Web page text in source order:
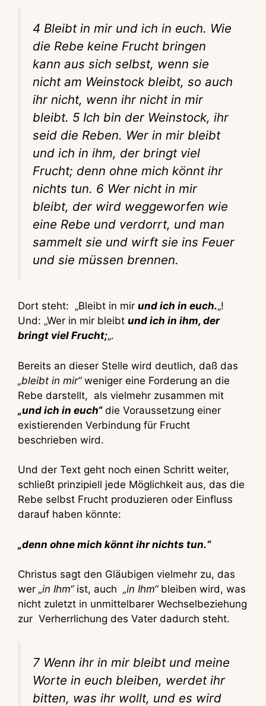
4 Bleibt in mir und ich in euch. Wie
die Rebe keine Frucht bringen
kann aus sich selbst, wenn sie
nicht am Weinstock bleibt, so auch
ihr nicht, wenn ihr nicht in mir
bleibt. 5 Ich bin der Weinstock, ihr
seid die Reben. Wer in mir bleibt
und ich in ihm, der bringt viel
Frucht; denn ohne mich könnt ihr
nichts tun. 6 Wer nicht in mir
bleibt, der wird weggeworfen wie
eine Rebe und verdorrt, und man
sammelt sie und wirft sie ins Feuer
und sie müssen brennen.
Dort steht: „Bleibt in mir und ich in euch.„!
Und: „Wer in mir bleibt und ich in ihm, der
bringt viel Frucht;„.
Bereits an dieser Stelle wird deutlich, daß das
„bleibt in mir“weniger eine Forderung an die
Rebe darstellt, als vielmehr zusammen mit
„und ich in euch“die Voraussetzung einer
existierenden Verbindung für Frucht
beschrieben wird.
Und der Text geht noch einen Schritt weiter,
schließt prinzipiell jede Möglichkeit aus, das die
Rebe selbst Frucht produzieren oder Einfluss
darauf haben könnte:
„denn ohne mich könnt ihr nichts tun.“
Christus sagt den Gläubigen vielmehr zu, das
wer „in Ihm“ist, auch „in Ihm“bleiben wird, was
nicht zuletzt in unmittelbarer Wechselbeziehung
zur Verherrlichung des Vater dadurch steht.
7 Wenn ihr in mir bleibt und meine
Worte in euch bleiben, werdet ihr
bitten, was ihr wollt, und es wird